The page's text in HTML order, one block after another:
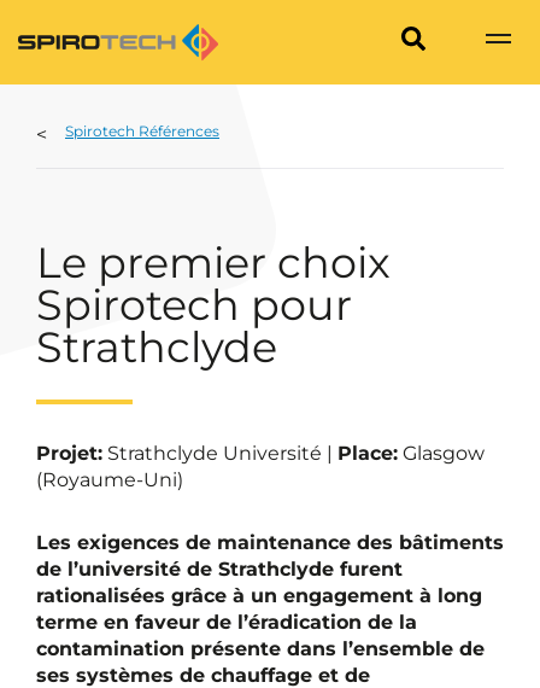
Spirotech Références
Le premier choix
Spirotech pour
Strathclyde
Projet: Strathclyde Université | Place: Glasgow
(Royaume-Uni)
Les exigences de maintenance des bâtiments
de l’université de Strathclyde furent
rationalisées grâce à un engagement à long
terme en faveur de l’éradication de la
contamination présente dans l’ensemble de
ses systèmes de chauffage et de